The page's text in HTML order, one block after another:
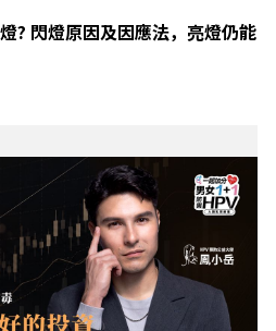
? 閃燈原因及因應法，亮燈仍能